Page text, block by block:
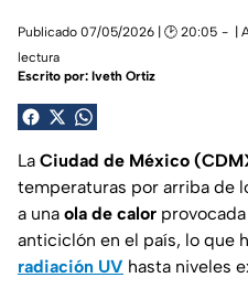
Publicado 07/05/2026 | 🕑 20:05 |
lectura
Escrito por: Iveth Ortiz
La Ciudad de México
temperaturas por arriba de
a una ola de calor
anticiclón en el país, lo que
radiación UV hasta niveles